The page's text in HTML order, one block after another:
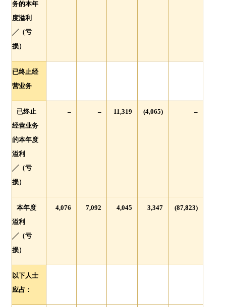
务的本年
度溢利
╱ （亏
损）
已终止经
营业务
已终止
经营业务
的本年度
溢利
╱ （亏
损）
– – 11,319 (4,065) –
本年度
溢利
╱ （亏
损）
4,076 7,092 4,045 3,347 (87,823)
以下人士
应占：